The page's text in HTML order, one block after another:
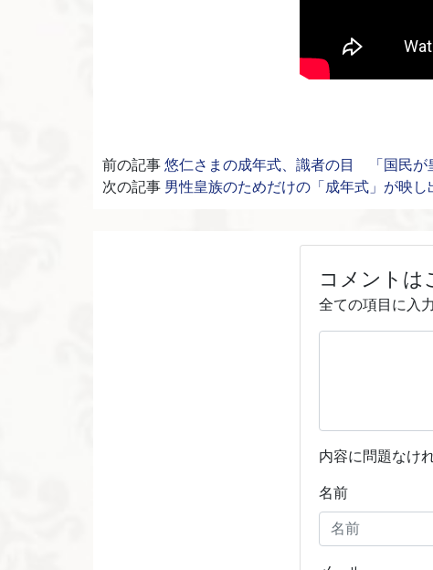
前の記事 悠仁さまの成年式、識者の目 「国民が
次の記事 男性皇族のためだけの「成年式」が映
コメントは
全ての項目に入
内容に問題なけ
名前